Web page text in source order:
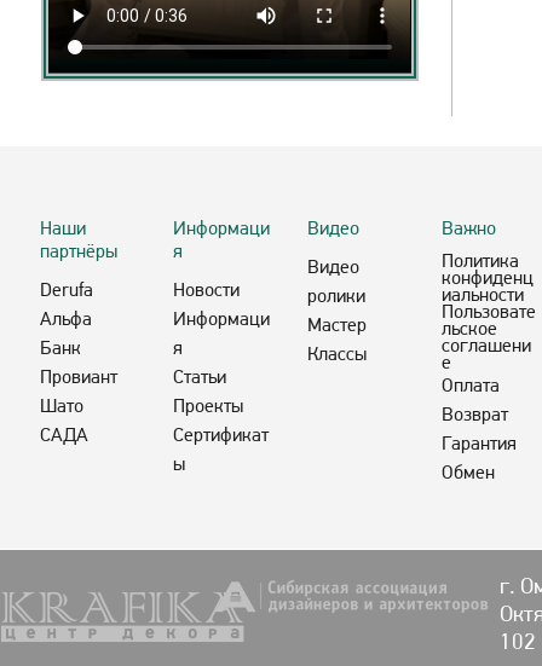
Наши
партнёры
Derufa
Альфа
Банк
Провиант
Шато
САДА
Информаци
я
Новости
Информаци
я
Статьи
Проекты
Сертификат
ы
Видео
Видео
ролики
Мастер
Классы
Важно
Политика
конфиденц
иальности
Пользовате
льское
соглашени
е
Оплата
Возврат
Гарантия
Обмен
г.
102